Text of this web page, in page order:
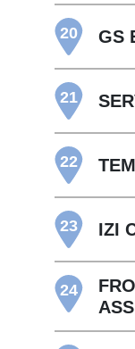
20 GS
21
22
23 IZI
24